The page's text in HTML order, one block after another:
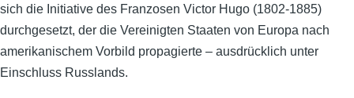
sich die Initiative des Franzosen Victor Hugo (1802-1885)
durchgesetzt, der die Vereinigten Staaten von Europa nach
amerikanischem Vorbild propagierte – ausdrücklich unter
Einschluss Russlands.